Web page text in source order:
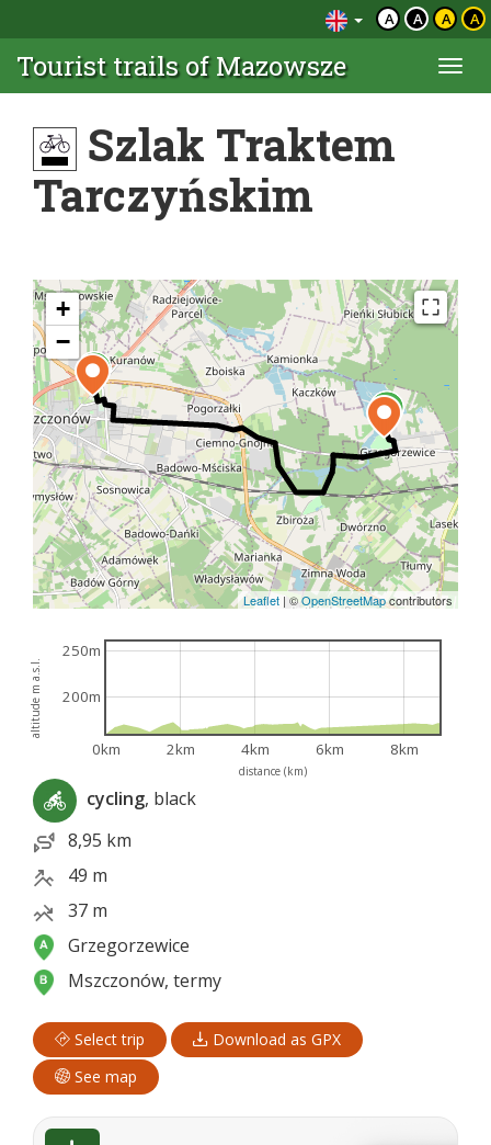
A A A A
Tourist trails of Mazowsze
Szlak Traktem
Tarczyńskim
+
−
Leaflet | ©OpenStreetMapcontributors
distance (km)
altitude m a.s.l.
0km 2km 4km 6km 8km
200m
250m
cycling, black
8,95 km
49 m
37 m
Grzegorzewice
Mszczonów, termy
Select trip
Download as GPX
See map